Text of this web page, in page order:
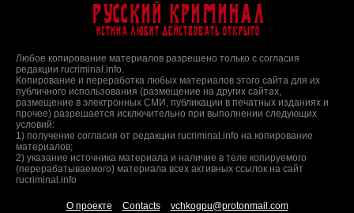
Русский Криминал
Истина любит действовать открыто
Любое копирование материалов разрешено только с согласия
редакции rucriminal.info.
Копирование и переработка любых материалов этого сайта для их
публичного использования (размещение на других сайтах,
размещение в электронных СМИ, публикации в печатных изданиях и
прочее) разрешается исключительно при выполнении следующих
условий:
1) получение согласия от редакции rucriminal.info на копирование
материалов;
2) указание источника материала и наличие в теле копируемого
(перерабатываемого) материала всех активных ссылок на сайт
rucriminal.info
О проекте Contacts vchkogpu@protonmail.com